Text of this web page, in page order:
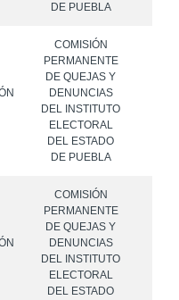
DE PUEBLA
COMISIÓN
PERMANENTE
DE QUEJAS Y
DENUNCIAS
DEL INSTITUTO
ELECTORAL
DEL ESTADO
DE PUEBLA
COMISIÓN
PERMANENTE
DE QUEJAS Y
DENUNCIAS
DEL INSTITUTO
ELECTORAL
DEL ESTADO